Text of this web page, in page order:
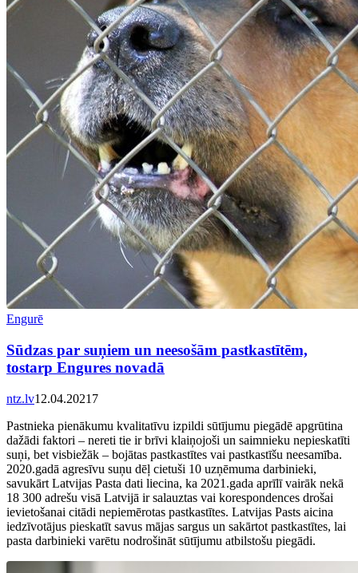
Engurē
Sūdzas par suņiem un neesošām pastkastītēm,
tostarp Engures novadā
ntz.lv12.04.2021 7
Pastnieka pienākumu kvalitatīvu izpildi sūtījumu piegādē apgrūtina
dažādi faktori – nereti tie ir brīvi klaiņojoši un saimnieku nepieskatīti
suņi, bet visbiežāk – bojātas pastkastītes vai pastkastīšu neesamība.
2020.gadā agresīvu suņu dēļ cietuši 10 uzņēmuma darbinieki,
savukārt Latvijas Pasta dati liecina, ka 2021.gada aprīlī vairāk nekā
18 300 adrešu visā Latvijā ir salauztas vai korespondences drošai
ievietošanai citādi nepiemērotas pastkastītes. Latvijas Pasts aicina
iedzīvotājus pieskatīt savus mājas sargus un sakārtot pastkastītes, lai
pasta darbinieki varētu nodrošināt sūtījumu atbilstošu piegādi.